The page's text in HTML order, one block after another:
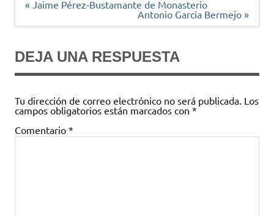
Navegación
« Jaime Pérez-Bustamante de Monasterio
Antonio García Bermejo »
DEJA UNA RESPUESTA
Tu dirección de correo electrónico no será publicada. Los
campos obligatorios están marcados con *
Comentario *